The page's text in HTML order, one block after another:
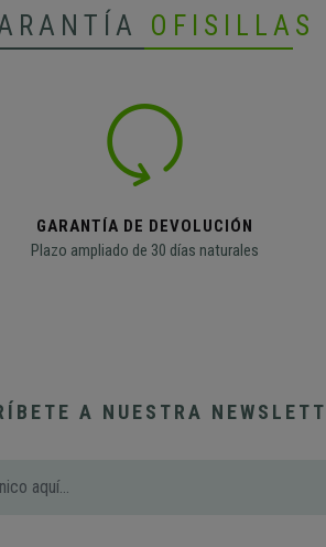
OFISILLAS
GARANTÍA DE DEVOLUCIÓN
Plazo ampliado de 30 días naturales
A NUESTRA